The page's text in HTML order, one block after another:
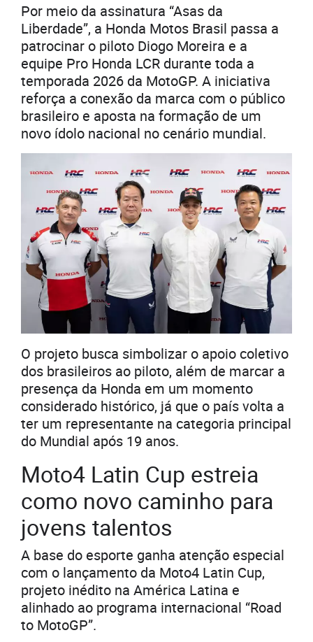
Por meio da assinatura “Asas da
Liberdade”, a Honda Motos Brasil passa a
patrocinar o piloto Diogo Moreira e a
equipe Pro Honda LCR durante toda a
temporada 2026 da MotoGP. A iniciativa
reforça a conexão da marca com o público
brasileiro e aposta na formação de um
novo ídolo nacional no cenário mundial.
O projeto busca simbolizar o apoio coletivo
dos brasileiros ao piloto, além de marcar a
presença da Honda em um momento
considerado histórico, já que o país volta a
ter um representante na categoria principal
do Mundial após 19 anos.
Moto4 Latin Cup estreia
como novo caminho para
jovens talentos
A base do esporte ganha atenção especial
com o lançamento da Moto4 Latin Cup,
projeto inédito na América Latina e
alinhado ao programa internacional “Road
to MotoGP”.